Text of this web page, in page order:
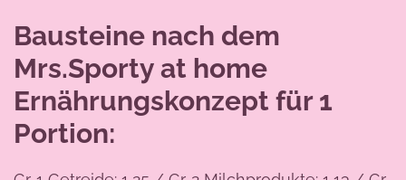
Bausteine nach dem
Mrs.Sporty at home
Ernährungskonzept für 1
Portion: